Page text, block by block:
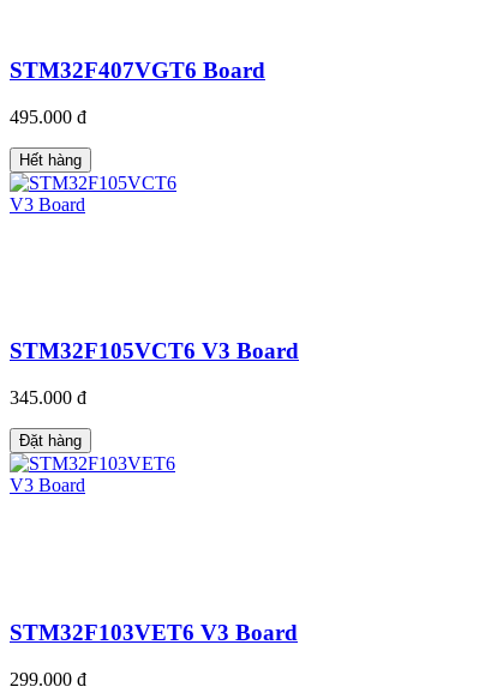
STM32F407VGT6 Board
495.000 đ
Hết hàng
STM32F105VCT6 V3 Board
345.000 đ
Đặt hàng
STM32F103VET6 V3 Board
299.000 đ